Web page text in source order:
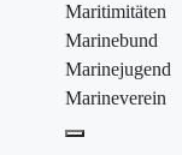
Maritimitäten
Marinebund
Marinejugend
Marineverein